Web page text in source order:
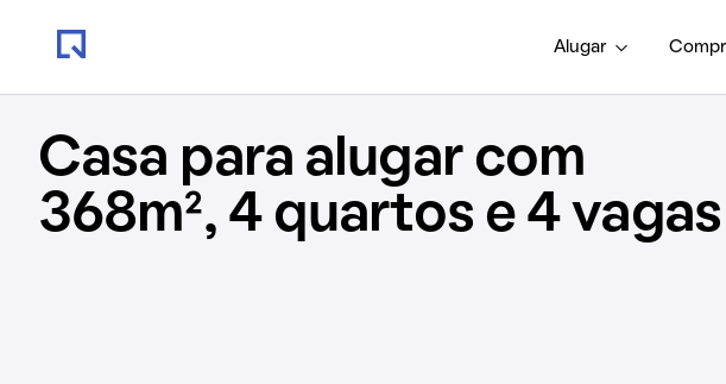
Alugar
Casa para alugar com
368m², 4 quartos e 4 vagas